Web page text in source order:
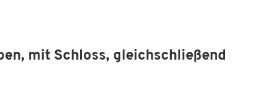
mit Schloss, gleichschließend